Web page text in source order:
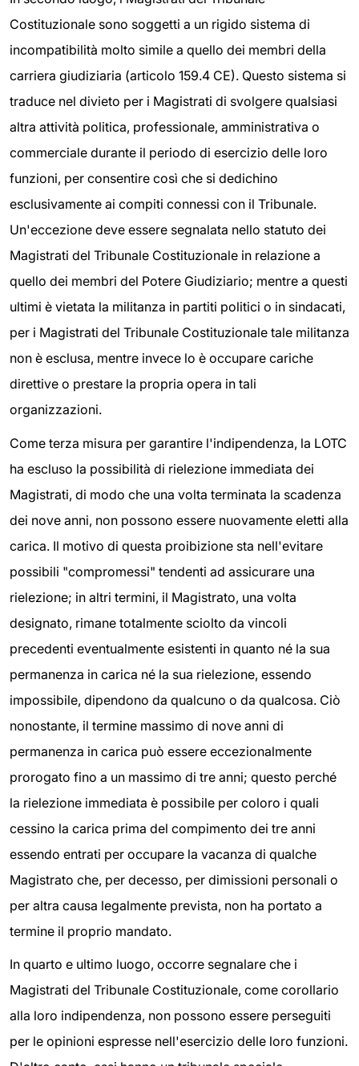
Costituzionale sono soggetti a un rigido sistema di
incompatibilità molto simile a quello dei membri della
carriera giudiziaria (articolo 159.4 CE). Questo sistema si
traduce nel divieto per i Magistrati di svolgere qualsiasi
altra attività politica, professionale, amministrativa o
commerciale durante il periodo di esercizio delle loro
funzioni, per consentire così che si dedichino
esclusivamente ai compiti connessi con il Tribunale.
Un'eccezione deve essere segnalata nello statuto dei
Magistrati del Tribunale Costituzionale in relazione a
quello dei membri del Potere Giudiziario; mentre a questi
ultimi è vietata la militanza in partiti politici o in sindacati,
per i Magistrati del Tribunale Costituzionale tale militanza
non è esclusa, mentre invece lo è occupare cariche
direttive o prestare la propria opera in tali
organizzazioni.
Come terza misura per garantire l'indipendenza, la LOTC
ha escluso la possibilità di rielezione immediata dei
Magistrati, di modo che una volta terminata la scadenza
dei nove anni, non possono essere nuovamente eletti alla
carica. Il motivo di questa proibizione sta nell'evitare
possibili "compromessi" tendenti ad assicurare una
rielezione; in altri termini, il Magistrato, una volta
designato, rimane totalmente sciolto da vincoli
precedenti eventualmente esistenti in quanto né la sua
permanenza in carica né la sua rielezione, essendo
impossibile, dipendono da qualcuno o da qualcosa. Ciò
nonostante, il termine massimo di nove anni di
permanenza in carica può essere eccezionalmente
prorogato fino a un massimo di tre anni; questo perché
la rielezione immediata è possibile per coloro i quali
cessino la carica prima del compimento dei tre anni
essendo entrati per occupare la vacanza di qualche
Magistrato che, per decesso, per dimissioni personali o
per altra causa legalmente prevista, non ha portato a
termine il proprio mandato.
In quarto e ultimo luogo, occorre segnalare che i
Magistrati del Tribunale Costituzionale, come corollario
alla loro indipendenza, non possono essere perseguiti
per le opinioni espresse nell'esercizio delle loro funzioni.